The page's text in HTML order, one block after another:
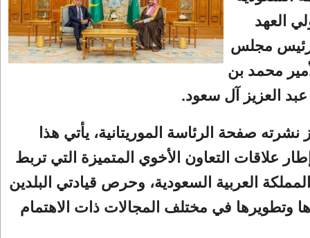
العهد
مجلس
محمد بن
العزيز آل سعود.
نشرته صفحة الرئاسة الموريتانية، يأتي هذا
علاقات التعاون الأخوي المتميزة التي تربط
العربية السعودية، وحرص قيادتي البلدين
وتطويرها في مختلف المجالات ذات الاهتمام